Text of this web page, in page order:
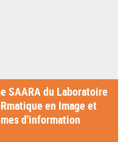
SAARA du Laboratoire
en Image et
d'information